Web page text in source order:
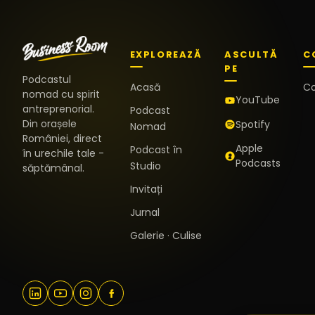
Podcastul
nomad cu spirit
antreprenorial.
Din orașele
României, direct
în urechile tale -
săptămânal.
EXPLOREAZĂ
Acasă
Podcast
Nomad
Podcast în
Studio
Invitați
Jurnal
Galerie · Culise
ASCULTĂ
PE
YouTube
Spotify
Apple
Podcasts